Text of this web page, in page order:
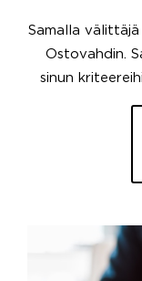
Samalla
Ostovahdin.
sinun